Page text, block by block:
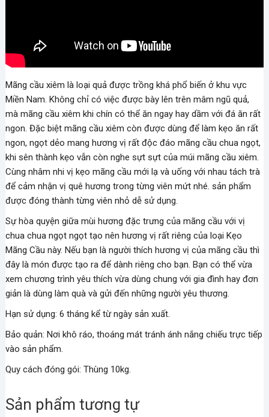
Mãng cầu xiêm là loại quả được trồng khá phổ biến ở khu vực
Miền Nam. Không chỉ có việc được bày lên trên mâm ngũ quả,
mà mãng cầu xiêm khi chín có thể ăn ngay hay dầm với đá ăn rất
ngon. Đặc biệt mãng cầu xiêm còn được dùng để làm kẹo ăn rất
ngon, ngọt dẻo mang hương vị rất độc đáo mãng cầu chua ngọt,
khi sên thành kẹo vẫn còn nghe sựt sựt của múi mãng cầu xiêm.
Cùng nhâm nhi vị kẹo mãng cầu mới lạ và uống với nhau tách trà
để cảm nhận vị quê hương trong từng viên mứt nhé. sản phẩm
được đóng thành từng viên nhỏ dễ sử dụng.
Sự hòa quyện giữa mùi hương đặc trưng của mãng cầu với vị
chua chua ngọt ngọt tạo nên hương vị rất riêng của loại Kẹo
Mãng Cầu này. Nếu bạn là người thích hương vị của mãng cầu thì
đây là món được tạo ra để dành riêng cho bạn. Bạn có thể vừa
xem chương trình yêu thích vừa dùng chung với gia đình hay đơn
giản là dùng làm quà và gửi đến những người yêu thương.
Hạn sử dụng: 6 tháng kể từ ngày sản xuất.
Bảo quản: Nơi khô ráo, thoáng mát tránh ánh nắng chiếu trực tiếp
vào sản phẩm.
Quy cách đóng gói: Thùng 10kg.
Sản phẩm tương tự